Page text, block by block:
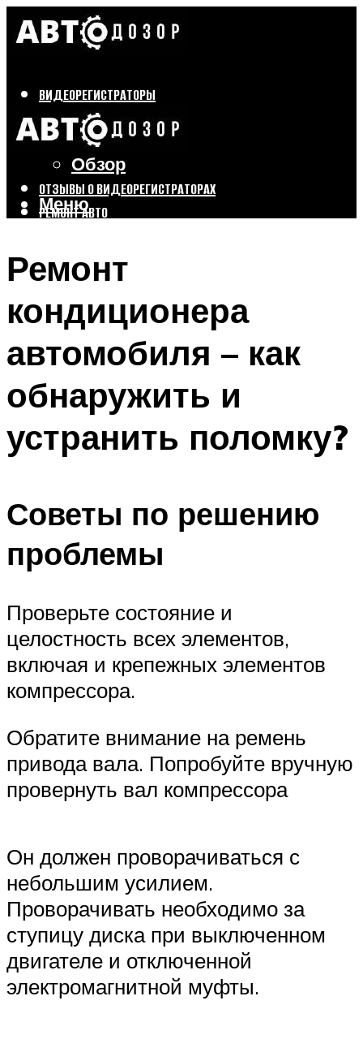
ВИДЕОРЕГИСТРАТОРЫ
Бренды
Выбор
Обзор
ОТЗЫВЫ О ВИДЕОРЕГИСТРАТОРАХ
РЕМОНТ АВТО
Меню
Ремонт
кондиционера
автомобиля – как
обнаружить и
устранить поломку?
Советы по решению
проблемы
Проверьте состояние и
целостность всех элементов,
включая и крепежных элементов
компрессора.
Обратите внимание на ремень
привода вала. Попробуйте вручную
провернуть вал компрессора
Он должен проворачиваться с
небольшим усилием.
Проворачивать необходимо за
ступицу диска при выключенном
двигателе и отключенной
электромагнитной муфты.